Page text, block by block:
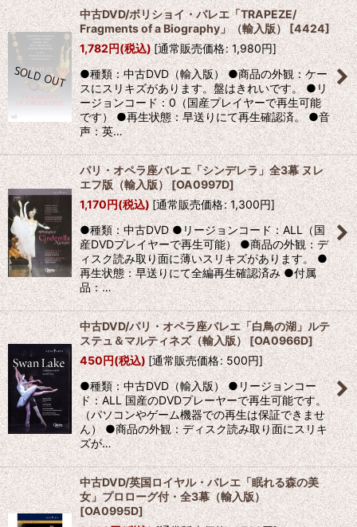
中古DVD/ボリショイ・バレエ「TRAPEZE/
Fragments of a Biography」（輸入版） [4424]
1,782円(税込)[通常販売価格: 1,980円]
●種類：中古DVD（輸入版） ●商品の外観：ケー
スにスリキズがあります。盤はきれいです。 ●リ
ージョンコード：0（国産プレイヤーで再生可能
です） ●再生状態：早送りにて再生確認済。 ●音
声：英…
パリ・オペラ座バレエ「シンデレラ」全3幕 ヌレ
エフ版（輸入版）[OA0997D]
1,170円(税込)[通常販売価格: 1,300円]
●種類：中古DVD ●リージョンコード：ALL（国
産DVDプレイヤーで再生可能） ●商品の外観：デ
ィスク読み取り面に薄いスリキズがあります。 ●
再生状態：早送りにて全編再生確認済み ●付属
品：…
中古DVD/パリ・オペラ座バレエ「白鳥の湖」ルテ
ステュ＆マルティネズ（輸入版）[OA0966D]
450円(税込) [通常販売価格: 500円]
●種類：中古DVD（輸入版） ●リージョンコー
ド：ALL 国産のDVDプレーヤーで再生可能です。
（パソコンやゲーム機器での再生は保証できませ
ん） ●商品の外観：ディスク読み取り面にスリキ
ズが…
中古DVD/英国ロイヤル・バレエ「眠れる森の美
女」プロローグ付・全3幕（輸入版）
[OA0995D]